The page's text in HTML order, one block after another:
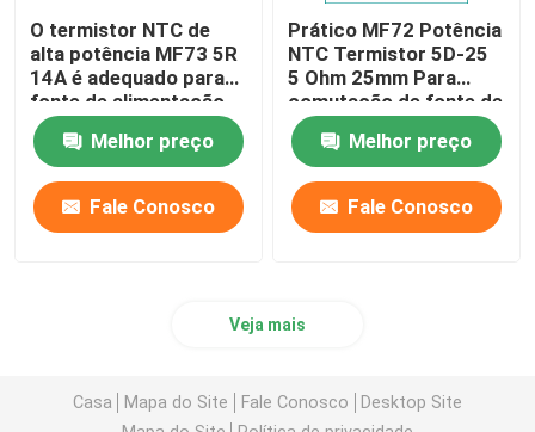
O termistor NTC de
alta potência MF73 5R
14A é adequado para
fonte de alimentação
de alta potência
Melhor preço
Fale Conosco
Prático MF72 Potência
NTC Termistor 5D-25
5 Ohm 25mm Para
comutação de fonte de
alimentação Inverter
fonte de alimentação
Melhor preço
Fale Conosco
Veja mais
Casa Mapa do Site Fale Conosco
Desktop Site